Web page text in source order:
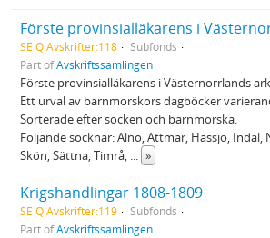
SE Q Avskrifter:118
Subfonds
Part ofAvskriftssamlingen
Förste provinsialläkarens i Västernorrlands
Ett urval av barnmorskors dagböcker
Sorterade efter socken och barnmorska.
Följande socknar: Alnö, Attmar, Hässjö, Indal,
Skön, Sättna, Timrå, ... »
Krigshandlingar 1808-1809
SE Q Avskrifter:119
Subfonds
Part ofAvskriftssamlingen